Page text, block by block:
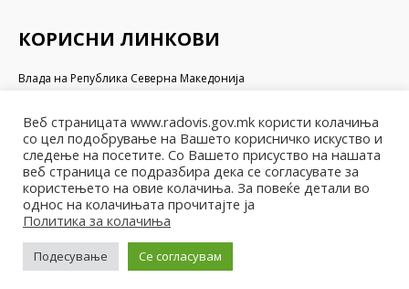
КОРИСНИ ЛИНКОВИ
Влада на Република Северна Македонија
Министерство за финансии
Министерство за транспорт и врски
Министерство за локална самоуправа
Министерство за информатичко општество и администрација
Министерство за образование и наука
© Општина Радовиш - 2022. Сите права се задржани
Веб страницата www.radovis.gov.mk користи колачиња
со цел подобрување на Вашето корисничко искуство и
следење на посетите. Со Вашето присуство на нашата
веб страница се подразбира дека се согласувате за
користењето на овие колачиња. За повеќе детали во
однос на колачињата прочитајте ја
Политика за колачиња
Подесување Се согласувам